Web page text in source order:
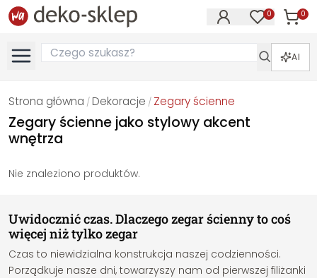
0 0
AI
Strona główna / Dekoracje / Zegary ścienne
Zegary ścienne jako stylowy akcent
wnętrza
Nie znaleziono produktów.
Uwidocznić czas. Dlaczego zegar ścienny to coś
więcej niż tylko zegar
Czas to niewidzialna konstrukcja naszej codzienności.
Porządkuje nasze dni, towarzyszy nam od pierwszej filiżanki